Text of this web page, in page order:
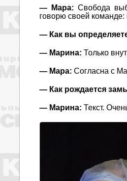
— Мара: Свобода
говорю своей
— Как вы
— Марина: Только
— Мара: Согласна с
— Как рождается
— Марина: Текст.